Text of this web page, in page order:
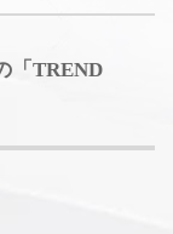
「TREND